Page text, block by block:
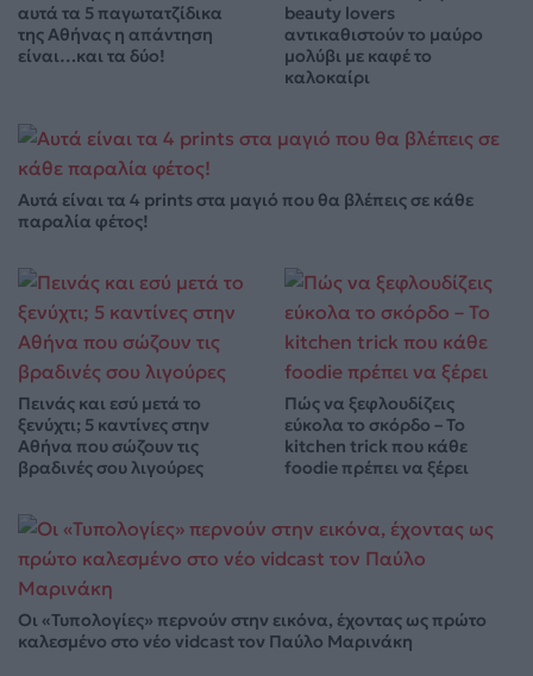
αυτά τα 5 παγωτατζίδικα
της Αθήνας η απάντηση
είναι…και τα δύο!
beauty lovers
αντικαθιστούν το μαύρο
μολύβι με καφέ το
καλοκαίρι
Αυτά είναι τα 4 prints στα μαγιό που θα βλέπεις σε κάθε
παραλία φέτος!
Πεινάς και εσύ μετά το
ξενύχτι; 5 καντίνες στην
Αθήνα που σώζουν τις
βραδινές σου λιγούρες
Πώς να ξεφλουδίζεις
εύκολα το σκόρδο – Το
kitchen trick που κάθε
foodie πρέπει να ξέρει
Οι «Τυπολογίες» περνούν στην εικόνα, έχοντας ως πρώτο
καλεσμένο στο νέο vidcast τον Παύλο Μαρινάκη